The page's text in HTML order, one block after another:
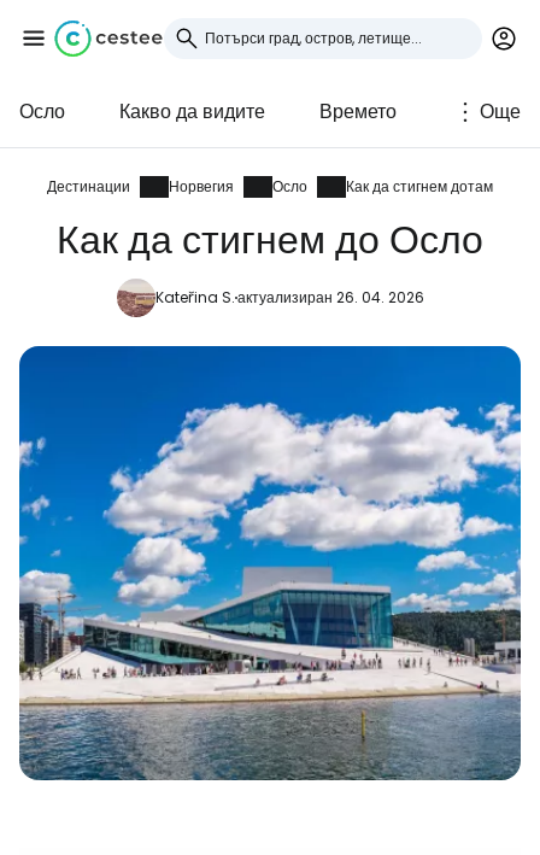
Осло Какво да видите Времето Още
Дестинации Норвегия Осло Как да стигнем дотам
Как да стигнем до Осло
Kateřina S.актуализиран 26. 04. 2026
Влезте в Cestee
... световната общност на туристите
Продължете с Google
Продължете с имейл